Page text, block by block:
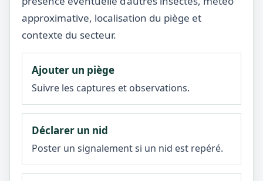
approximative, localisation du piège et
contexte du secteur.
Ajouter un piège
Suivre les captures et observations.
Déclarer un nid
Poster un signalement si un nid est repéré.